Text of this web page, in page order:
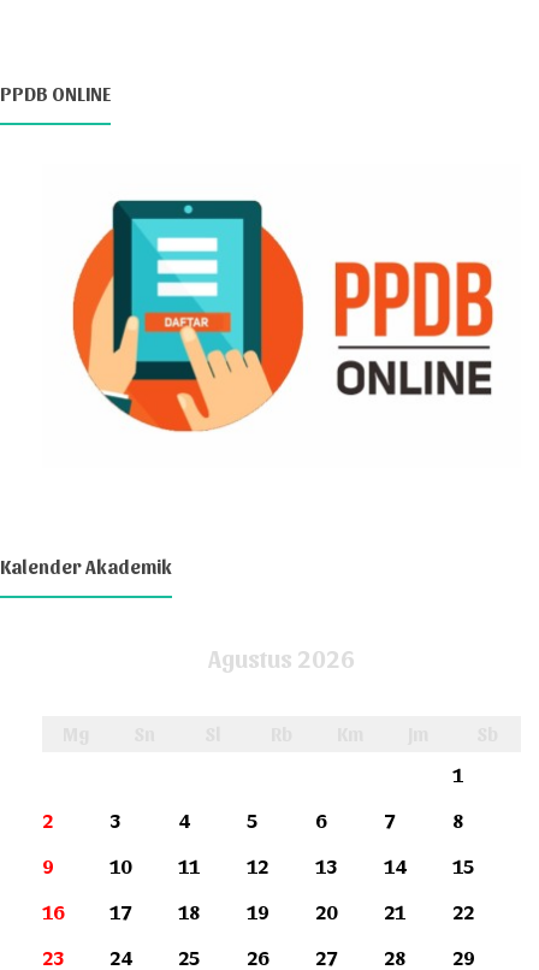
PPDB ONLINE
Kalender Akademik
Agustus 2026
1
2
3 4 5 6 7
8
9
10 11 12 13 14
15
16
17 18 19 20 21
22
23
24 25 26 27 28
29